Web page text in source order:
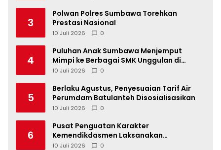
3
Polwan Polres Sumbawa Torehkan
Prestasi Nasional
10 Juli 2026 0
4
Puluhan Anak Sumbawa Menjemput
Mimpi ke Berbagai SMK Unggulan di
Indonesia
10 Juli 2026 0
5
Berlaku Agustus, Penyesuaian Tarif Air
Perumdam Batulanteh Disosialisasikan
10 Juli 2026 0
6
Pusat Penguatan Karakter
Kemendikdasmen Laksanakan
Pendampingan MPLS Ramah di
10 Juli 2026 0